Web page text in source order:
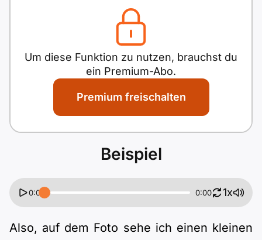
Um diese Funktion zu nutzen, brauchst du
ein Premium-Abo.
Premium freischalten
Beispiel
0:00 0:00 1x
Also, auf dem Foto sehe ich einen kleinen